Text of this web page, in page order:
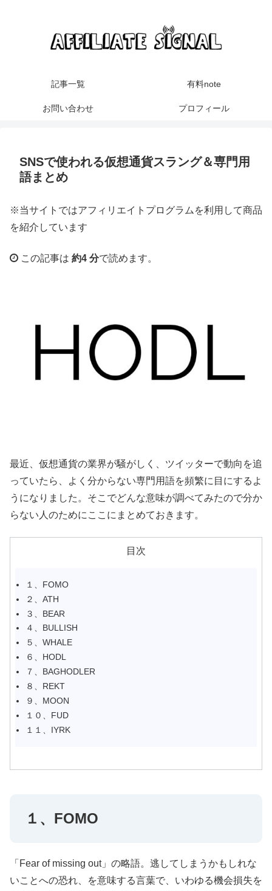
記事一覧 有料note
お問い合わせ プロフィール
SNSで使われる仮想通貨スラング＆専門用
語まとめ
※当サイトではアフィリエイトプログラムを利用して商品
を紹介しています
この記事は 約4 分で読めます。
最近、仮想通貨の業界が騒がしく、ツイッターで動向を追
っていたら、よく分からない専門用語を頻繁に目にするよ
うになりました。そこでどんな意味が調べてみたので分か
らない人のためにここにまとめておきます。
目次
１、FOMO
２、ATH
３、BEAR
４、BULLISH
５、WHALE
６、HODL
７、BAGHODLER
８、REKT
９、MOON
１０、FUD
１１、IYRK
１、FOMO
「Fear of missing out」の略語。逃してしまうかもしれな
いことへの恐れ、を意味する言葉で、いわゆる機会損失を